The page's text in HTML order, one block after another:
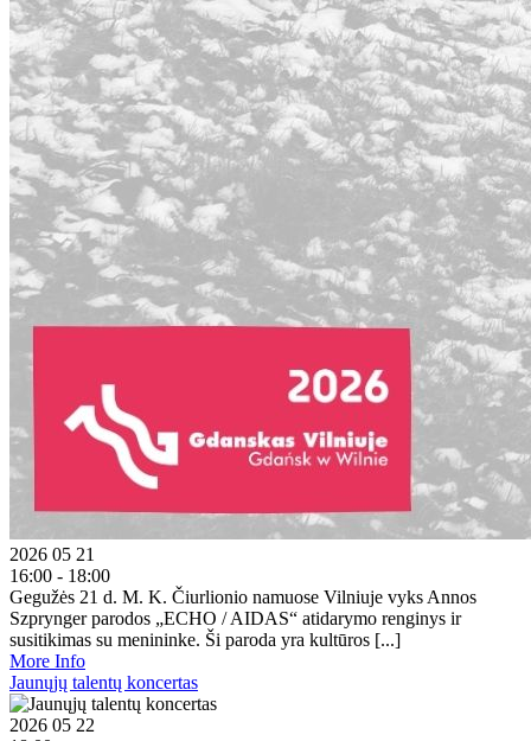
2026 05 21
16:00 - 18:00
Gegužės 21 d. M. K. Čiurlionio namuose Vilniuje vyks Annos
Szprynger parodos „ECHO / AIDAS“ atidarymo renginys ir
susitikimas su menininke. Ši paroda yra kultūros [...]
More Info
Jaunųjų talentų koncertas
2026 05 22